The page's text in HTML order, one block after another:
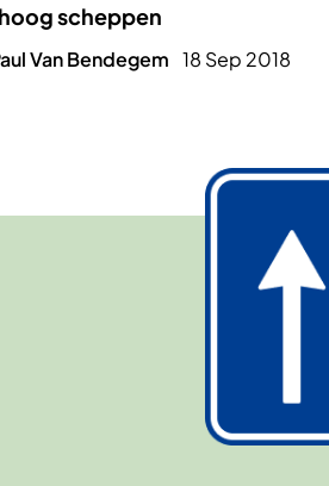
scheppen
Van Bendegem 18 Sep 2018
Afbeelding